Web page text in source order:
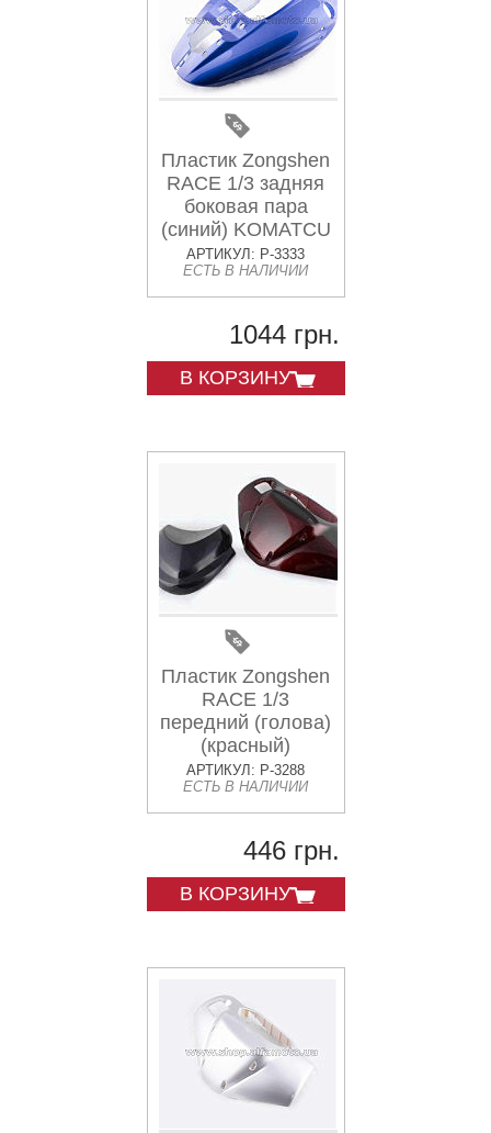
Пластик Zongshen
RACE 1/3 задняя
боковая пара
(синий) KOMATCU
АРТИКУЛ: P-3333
ЕСТЬ В НАЛИЧИИ
1044 грн.
В КОРЗИНУ
Пластик Zongshen
RACE 1/3
передний (голова)
(красный)
KOMATCU
АРТИКУЛ: P-3288
ЕСТЬ В НАЛИЧИИ
446 грн.
В КОРЗИНУ